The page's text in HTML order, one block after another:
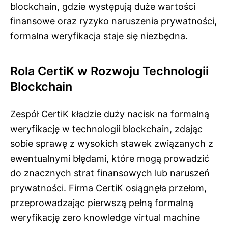
blockchain, gdzie występują duże wartości
finansowe oraz ryzyko naruszenia prywatności,
formalna weryfikacja staje się niezbędna.
Rola CertiK w Rozwoju Technologii
Blockchain
Zespół CertiK kładzie duży nacisk na formalną
weryfikację w technologii blockchain, zdając
sobie sprawę z wysokich stawek związanych z
ewentualnymi błędami, które mogą prowadzić
do znacznych strat finansowych lub naruszeń
prywatności. Firma CertiK osiągnęła przełom,
przeprowadzając pierwszą pełną formalną
weryfikację zero knowledge virtual machine